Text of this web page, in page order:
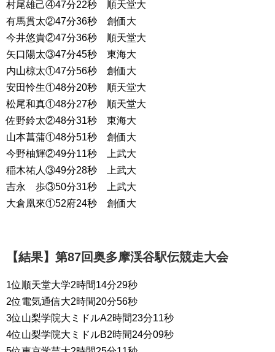
村尾雄己④47分22秒 順天堂大
有馬貫太②47分36秒 創価大
今井悠貴②47分36秒 順天堂大
矢口陽太③47分45秒 東海大
内山椋太①47分56秒 創価大
安田怜生①48分20秒 順天堂大
松尾和真①48分27秒 順天堂大
佐野鈴太②48分31秒 東海大
山本菖蒲①48分51秒 創価大
今野柚輝②49分11秒 上武大
稲木祐人③49分28秒 上武大
吉永 歩③50分31秒 上武大
大倉凰來①52府24秒 創価大
【結果】第87回奥多摩渓谷駅伝競走大会
1位順天堂大学2時間14分29秒
2位電気通信大2時間20分56秒
3位山梨学院大ミドルA2時間23分11秒
4位山梨学院大ミドルB2時間24分09秒